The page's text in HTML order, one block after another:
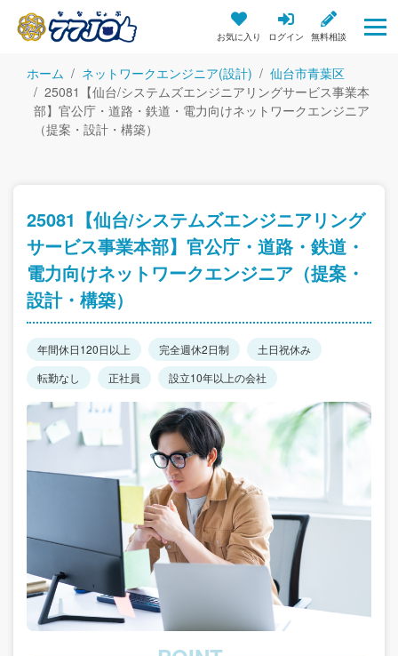
お気に入り ログイン 無料相談
ホーム ネットワークエンジニア(設計)
仙台市青葉区
25081【仙台/システムズエンジニアリングサービス事業本
部】官公庁・道路・鉄道・電力向けネットワークエンジニア
（提案・設計・構築）
25081【仙台/システムズエンジニアリング
サービス事業本部】官公庁・道路・鉄道・
電力向けネットワークエンジニア（提案・
設計・構築）
年間休日120日以上 完全週休2日制
土日祝休み
転勤なし
正社員 設立10年以上の会社